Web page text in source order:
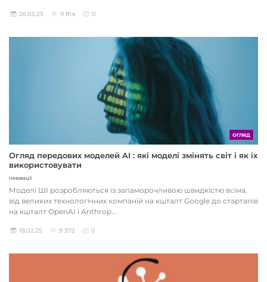
26.05.25 9 814 0
ОГЛЯД
Огляд передових моделей AI : які моделі змінять світ і як їх
використовувати
Інновації
Моделі ШІ розробляються із запаморочливою швидкістю всіма,
від великих технологічних компаній на кшталт Google до стартапів
на кшталт OpenAI і Anthrop...
18.02.25 9 372 0